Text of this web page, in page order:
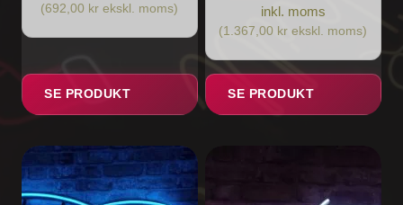
(692,00 kr ekskl. moms)
SE PRODUKT
inkl. moms
(1.367,00 kr ekskl. moms)
SE PRODUKT
Dette
vare
har